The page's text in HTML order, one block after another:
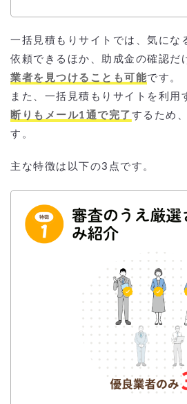
一括見積もりサイトでは、気にな
依頼できるほか、助成金の確認だ
業者を見つけることも可能です。
また、一括見積もりサイトを利用
断りもメール1通で完了 するため
す。
主な特徴は以下の3点です。